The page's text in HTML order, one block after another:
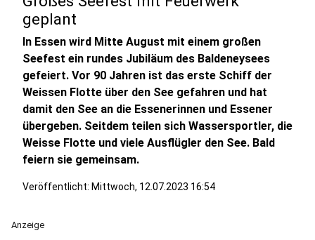
geplant
In Essen wird Mitte August mit einem großen
Seefest ein rundes Jubiläum des Baldeneysees
gefeiert. Vor 90 Jahren ist das erste Schiff der
Weissen Flotte über den See gefahren und hat
damit den See an die Essenerinnen und Essener
übergeben. Seitdem teilen sich Wassersportler, die
Weisse Flotte und viele Ausflügler den See. Bald
feiern sie gemeinsam.
Veröffentlicht: Mittwoch, 12.07.2023 16:54
Anzeige